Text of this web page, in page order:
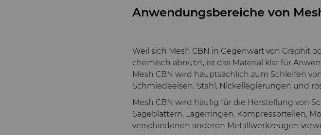
Anwendungsbereiche von
Weil sich Mesh CBN in Gegenwart von Graphit
chemisch abnützt, ist das Material klar für
Mesh CBN wird hauptsächlich zum Schleifen
Schmiedeeisen, Stahl, Nickellegierungen und
Mesh CBN wird häufig für die Herstellung von
Sägeblättern, Lagerringen, Kompressorteilen,
verschiedenen anderen Metallwerkzeugen